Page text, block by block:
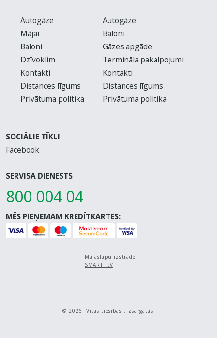
Autogāze
Mājai
Baloni
Dzīvoklim
Kontakti
Distances līgums
Privātuma politika
Autogāze
Baloni
Gāzes apgāde
Termināla pakalpojumi
Kontakti
Distances līgums
Privātuma politika
SOCIĀLIE TĪKLI
Facebook
SERVISA DIENESTS
800 004 04
MĒS PIEŅEMAM KREDĪTKARTES:
© 2026. Visas tiesības aizsargātas.
Mājaslapu izstrāde
SMARTI.LV